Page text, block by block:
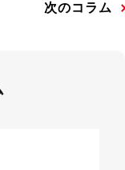
次のコラム